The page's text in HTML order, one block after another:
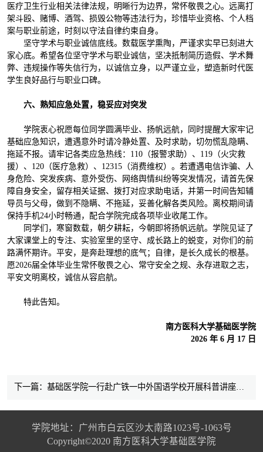
医疗卫生行业相关法律法规，明晰行为边界，常怀敬畏之心。远离打
架斗殴、赌博、酒驾、损毁公物等违法行为，珍惜毕业资格、个人档
案与职业前途，时刻以守法自律约束自身。
坚守学术与职业诚信底线。数载医学熏陶，严谨求实早已刻进大
家心底。希望各位坚守学术与职业诚信，坚决抵制简历造假、学术舞
弊、违规操作等失信行为，以诚信立身，以严谨立业，塑造新时代医
学生良好品行与职业口碑。
六、熟知应急处置，稳妥应对突发
学院衷心祝愿每位同学圆满毕业、扬帆远航，同时提醒大家牢记
基础应急知识，遭遇意外时请冷静处置、及时求助，切勿慌乱隐瞒、
拖延不报。请牢记各类应急热线：110（报警求助）、119（火灾救
援）、120（医疗急救）、12315（消费维权）。若遭遇电信诈骗、人
身危险、突发疾病、意外受伤、网络舆情纠纷等突发情况，请首先保
障自身安全，留存相关证据、拨打对应求助电话，并第一时间告知辅
导员与父母，做到不隐瞒、不拖延，妥善化解各类风险。离校期间请
保持手机24小时畅通，配合学院完成各项毕业收尾工作。
同学们，寒窗数载，朝夕耕耘，今朝即将扬帆远航。学院见证了
大家课堂上的专注、实验室里的坚守、成长路上的蜕变，对你们的前
路满怀期许。平安，是奔赴理想的底气；自律，是长久成长的根基。
愿2026届全体毕业生常怀敬畏之心、常守安全之规、永存进取之志，
平安文明离校，诚信从容启航。
特此告知。
南方医科大学基础医学院
2026 年 6 月 17 日
下一篇：基础医学院一行赴广铁一中外国语学校开展科普讲座和招生宣传
学院地址：广州市白云区沙太南路1023号-1063号
Copyright©2020 南方医科大学基础医学院